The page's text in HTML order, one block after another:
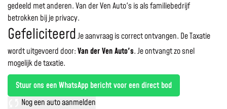
gedeeld met anderen. Van der Ven Auto's is als familiebedrijf
betrokken bij je privacy.
GefeliciteerdJe aanvraag is correct ontvangen. De Taxatie
wordt uitgevoerd door:Van der Ven Auto's.Je ontvangt zo snel
mogelijk de taxatie.
Stuur ons een WhatsApp bericht voor een direct bod
Nog een auto aanmelden